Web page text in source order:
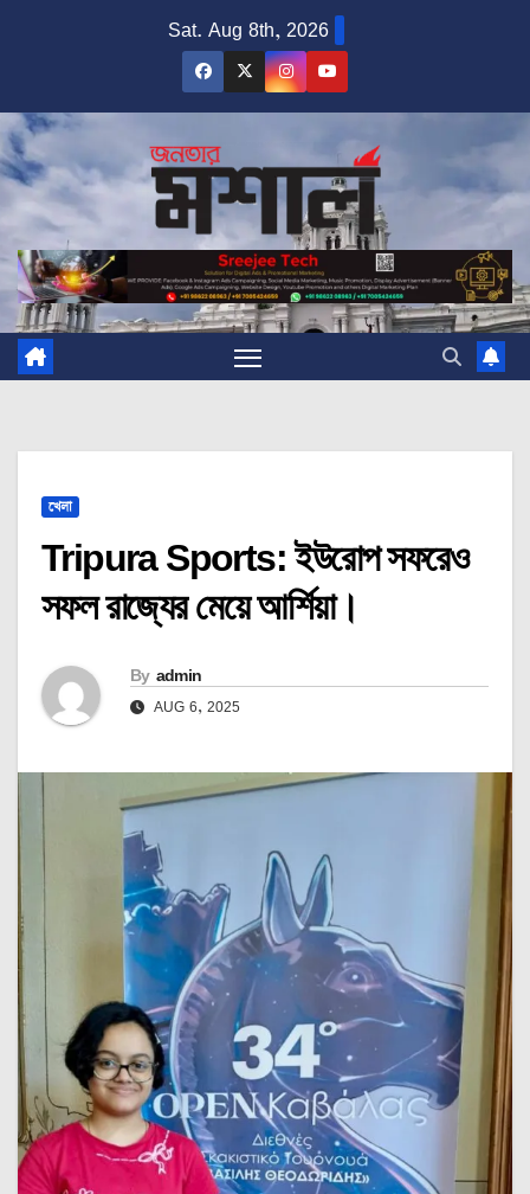
Sat. Aug 8th, 2026
খেলা
Tripura Sports: ইউরোপ সফরেও
সফল রাজ্যের মেয়ে আর্শিয়া।
By admin
AUG 6, 2025